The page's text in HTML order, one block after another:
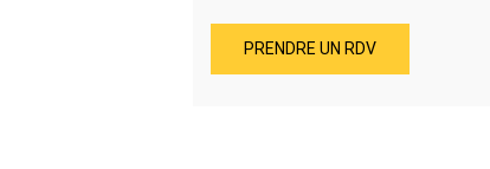
PRENDRE UN RDV